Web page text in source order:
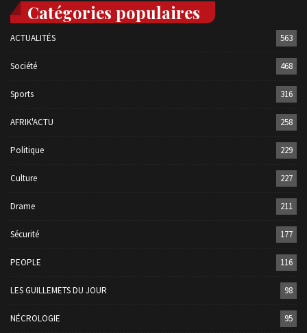
Catégories populaires
ACTUALITÉS 563
Société 468
Sports 316
AFRIK'ACTU 258
Politique 229
Culture 227
Drame 211
Sécurité 177
PEOPLE 116
LES GUILLEMETS DU JOUR 98
NÉCROLOGIE 95